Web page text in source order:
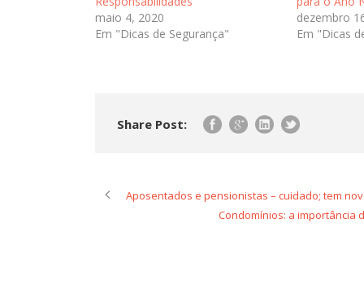
maio 4, 2020
Em "Dicas de Segurança"
dezembro
Em "Dicas
Share Post:
Aposentados e pensionistas – cuidado; tem
Condomínios: a importância